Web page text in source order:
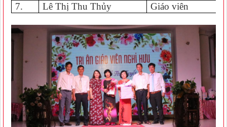
7.
Lê Thị Thu Thủy Giáo viên